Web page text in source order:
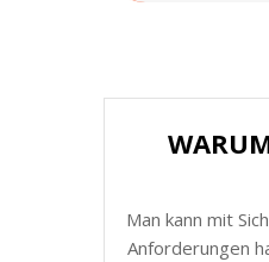
Man kann mit
Anforderungen